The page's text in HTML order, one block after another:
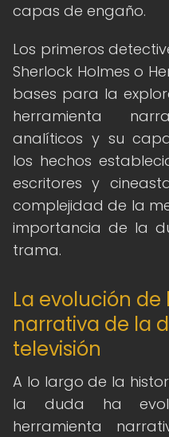
capas de engaño.
Los primeros
Sherlock Holmes o
bases para la
herramienta
analíticos y su
los hechos
escritores y
complejidad de la
importancia de la
trama.
La evolución
narrativa de la
televisión
A lo largo de la
la duda ha
herramienta